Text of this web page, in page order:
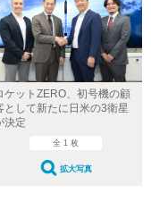
ケットZERO、初号機の顧
として新たに日米の3衛星
決定
全 1 枚
拡大写真